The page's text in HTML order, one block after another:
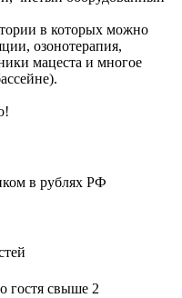
в которых можно
озонотерапия,
мацеста и многое
в рублях РФ
гостя свыше 2